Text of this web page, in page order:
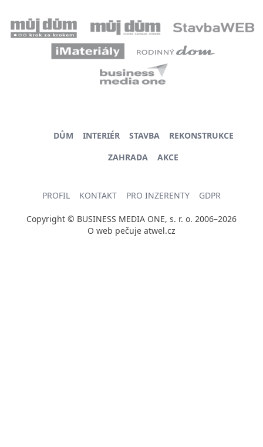
DŮM INTERIÉR STAVBA
REKONSTRUKCE
ZAHRADA
AKCE
PROFIL KONTAKT PRO INZERENTY GDPR
Copyright © BUSINESS MEDIA ONE, s. r. o. 2006–2026